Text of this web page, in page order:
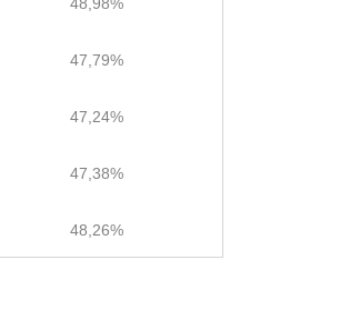
47,79%
47,24%
47,38%
48,26%